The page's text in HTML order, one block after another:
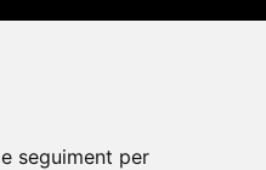
seguiment per